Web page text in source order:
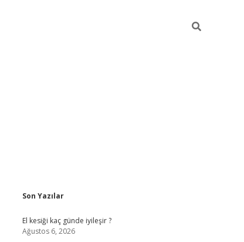
Sidebar
Son Yazılar
El kesiği kaç günde iyileşir ?
Ağustos 6, 2026
ilbet giriş